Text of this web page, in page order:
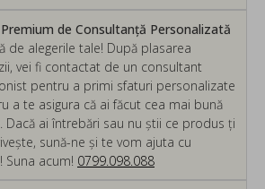
de Consultanță Personalizată
de alegerile tale! După plasarea
vei fi contactat de un consultant
pentru a primi sfaturi personalizate
a te asigura că ai făcut cea mai bună
Dacă ai întrebări sau nu știi ce produs ți
sună-ne și te vom ajuta cu
Suna acum! 0799.098.088